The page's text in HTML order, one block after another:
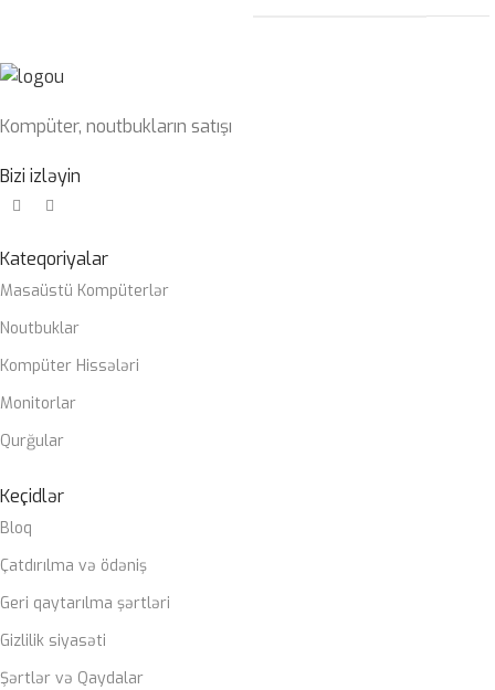
Kompüter, noutbukların satışı
Bizi izləyin
Kateqoriyalar
Masaüstü Kompüterlər
Noutbuklar
Kompüter Hissələri
Monitorlar
Qurğular
Keçidlər
Bloq
Çatdırılma və ödəniş
Geri qaytarılma şərtləri
Gizlilik siyasəti
Şərtlər və Qaydalar